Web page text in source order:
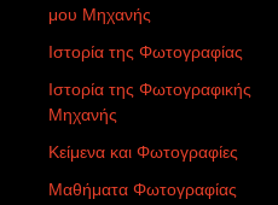
μου Μηχανής
Ιστορία της Φωτογραφίας
Ιστορία της Φωτογραφικής
Μηχανής
Κείμενα και Φωτογραφίες
Μαθήματα Φωτογραφίας